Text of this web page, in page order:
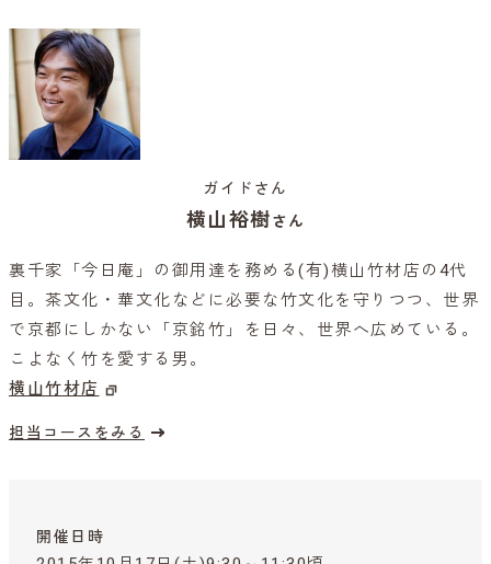
ガイドさん
横山裕樹さん
裏千家「今日庵」の御用達を務める(有)横山竹材店の4代
目。茶文化・華文化などに必要な竹文化を守りつつ、世界
で京都にしかない「京銘竹」を日々、世界へ広めている。
こよなく竹を愛する男。
横山竹材店
担当コースをみる
開催日時